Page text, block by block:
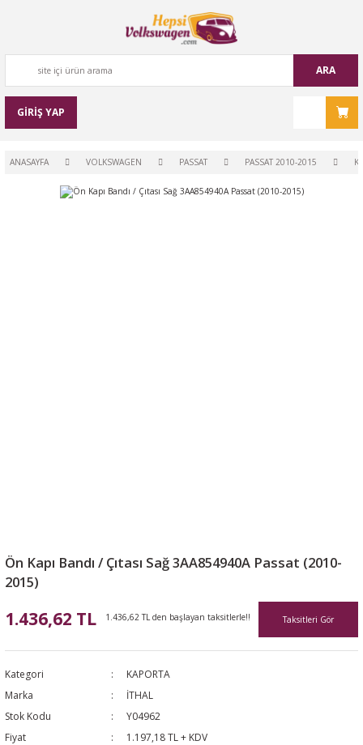
ARA
GİRİŞ YAP
ANASAYFA VOLKSWAGEN PASSAT PASSAT 2010-2015
Ön Kapı Bandı / Çıtası Sağ 3AA854940A Passat (2010-
2015)
1.436,62 TL 1.436,62 TL den başlayan taksitlerle!! Taksitleri Gör
Kategori
KAPORTA
Marka
İTHAL
Stok Kodu
Y04962
Fiyat
1.197,18 TL + KDV